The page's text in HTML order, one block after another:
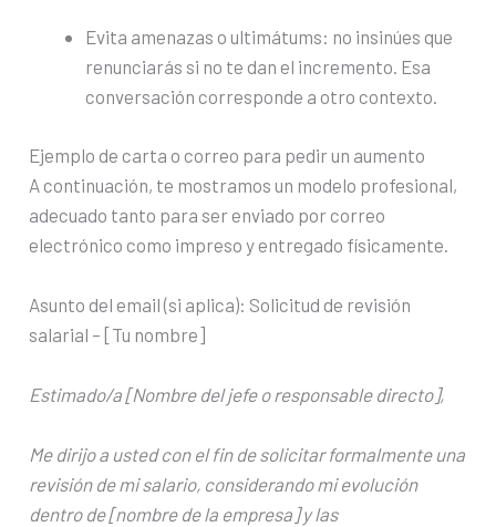
Evita amenazas o ultimátums: no insinúes que
renunciarás si no te dan el incremento. Esa
conversación corresponde a otro contexto.
Ejemplo de carta o correo para pedir un aumento
A continuación, te mostramos un modelo profesional,
adecuado tanto para ser enviado por correo
electrónico como impreso y entregado físicamente.
Asunto del email (si aplica): Solicitud de revisión
salarial – [Tu nombre]
Estimado/a [Nombre del jefe o responsable directo],
Me dirijo a usted con el fin de solicitar formalmente una
revisión de mi salario, considerando mi evolución
dentro de [nombre de la empresa] y las